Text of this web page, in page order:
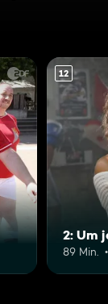
12
2: Um
89 Min.